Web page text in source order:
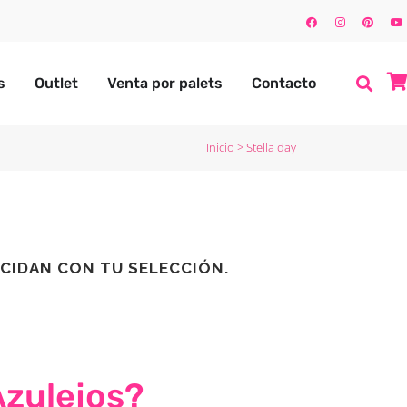
Outlet Venta por palets Contacto
Inicio >Stella day
CON TU SELECCIÓN.